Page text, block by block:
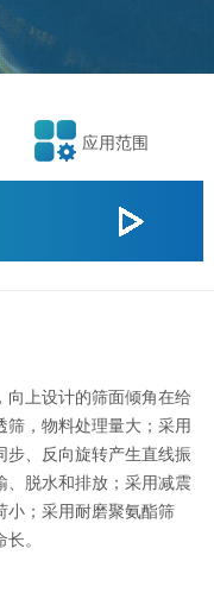
应用范围
向上设计的筛面倾角在给
，物料处理量大；采用
、反向旋转产生直线振
、脱水和排放；采用减震
小；采用耐磨聚氨酯筛
。